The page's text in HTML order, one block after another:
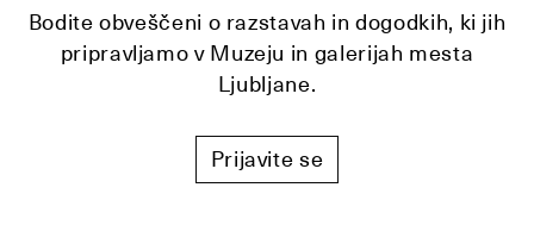
Bodite obveščeni o razstavah in dogodkih, ki jih
pripravljamo v Muzeju in galerijah mesta
Ljubljane.
Prijavite se